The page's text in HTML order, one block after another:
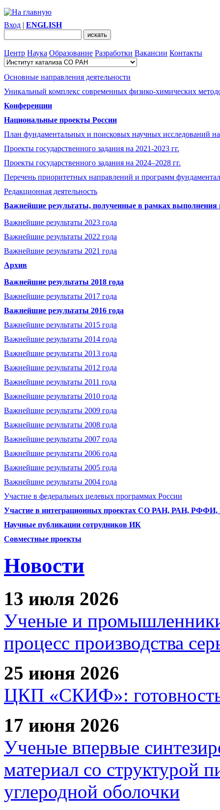
Вход | ENGLISH
Центр Наука Образование Разработки Вакансии Контакты
Основные направления деятельности
Уникальный комплекс современных физико-химических
Конференции
Национальные проекты России
План фундаментальных и поисковых научных исследований
Проекты государственного задания на 2021-2023 гг.
Проекты государственного задания на 2024–2028 гг.
Перечень приоритетных направлений и программ
Редакционная деятельность
Важнейшие результаты, полученные в рамках выполнения
Важнейшие результаты 2023 года
Важнейшие результаты 2022 года
Важнейшие результаты 2021 года
Архив
Важнейшие результаты 2018 года
Важнейшие результаты 2017 года
Важнейшие результаты 2016 года
Важнейшие результаты 2015 года
Важнейшие результаты 2014 года
Важнейшие результаты 2013 года
Важнейшие результаты 2012 года
Важнейшие результаты 2011 года
Важнейшие результаты 2010 года
Важнейшие результаты 2009 года
Важнейшие результаты 2008 года
Важнейшие результаты 2007 года
Важнейшие результаты 2006 года
Важнейшие результаты 2005 года
Важнейшие результаты 2004 года
Участие в федеральных целевых программах России
Участие в интеграционных проектах СО РАН, РАН,
Научные публикации сотрудников ИК
Совместные проекты
Новости
13 июля 2026
Ученые и
процесс производства
25 июня 2026
ЦКП «СКИФ»: готовность
17 июня 2026
Ученые впервые
материал со структурой
углеродной оболочки